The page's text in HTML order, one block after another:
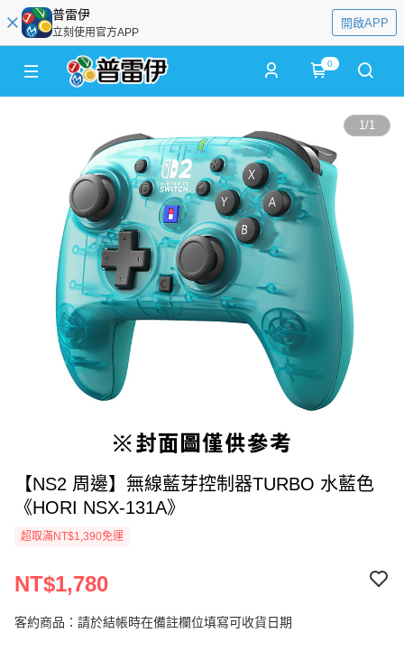
普雷伊
立刻使用官方APP
開啟APP
0
1/1
【NS2 周邊】無線藍芽控制器TURBO 水藍色
《HORI NSX-131A》
超取滿NT$1,390免運
NT$1,780
客約商品：請於結帳時在備註欄位填寫可收貨日期